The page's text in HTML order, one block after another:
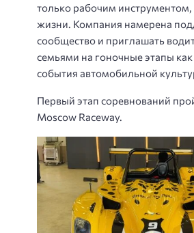
только рабочим инструментом,
жизни. Компания намерена
сообщество и приглашать
семьями на гоночные этапы
события автомобильной
Первый этап соревнований
Moscow Raceway.